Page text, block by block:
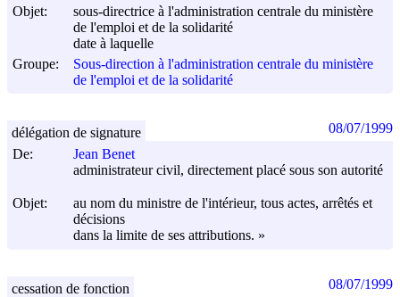
Objet:
sous-directrice à l'administration centrale du ministère
de l'emploi et de la solidarité
date à laquelle
Groupe:
Sous-direction à l'administration centrale du ministère
de l'emploi et de la solidarité
De:
Jean Benet
administrateur civil, directement placé sous son autorité
Objet:
au nom du ministre de l'intérieur, tous actes, arrêtés et
décisions
dans la limite de ses attributions. »
délégation de signature 08/07/1999
cessation de fonction 08/07/1999